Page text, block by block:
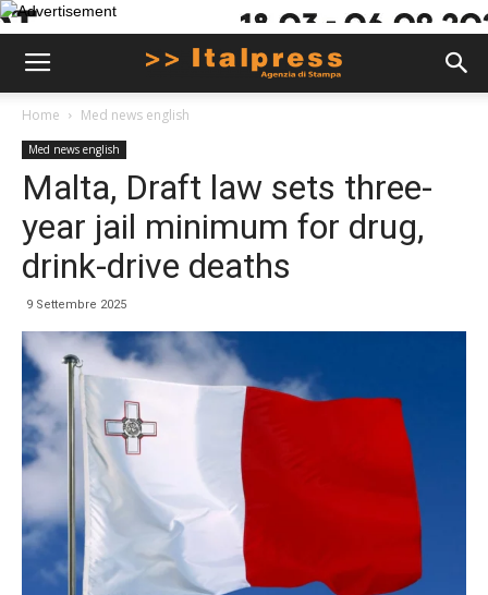
Home Med news english
Med news english
Malta, Draft law sets three-
year jail minimum for drug,
drink-drive deaths
9 Settembre 2025